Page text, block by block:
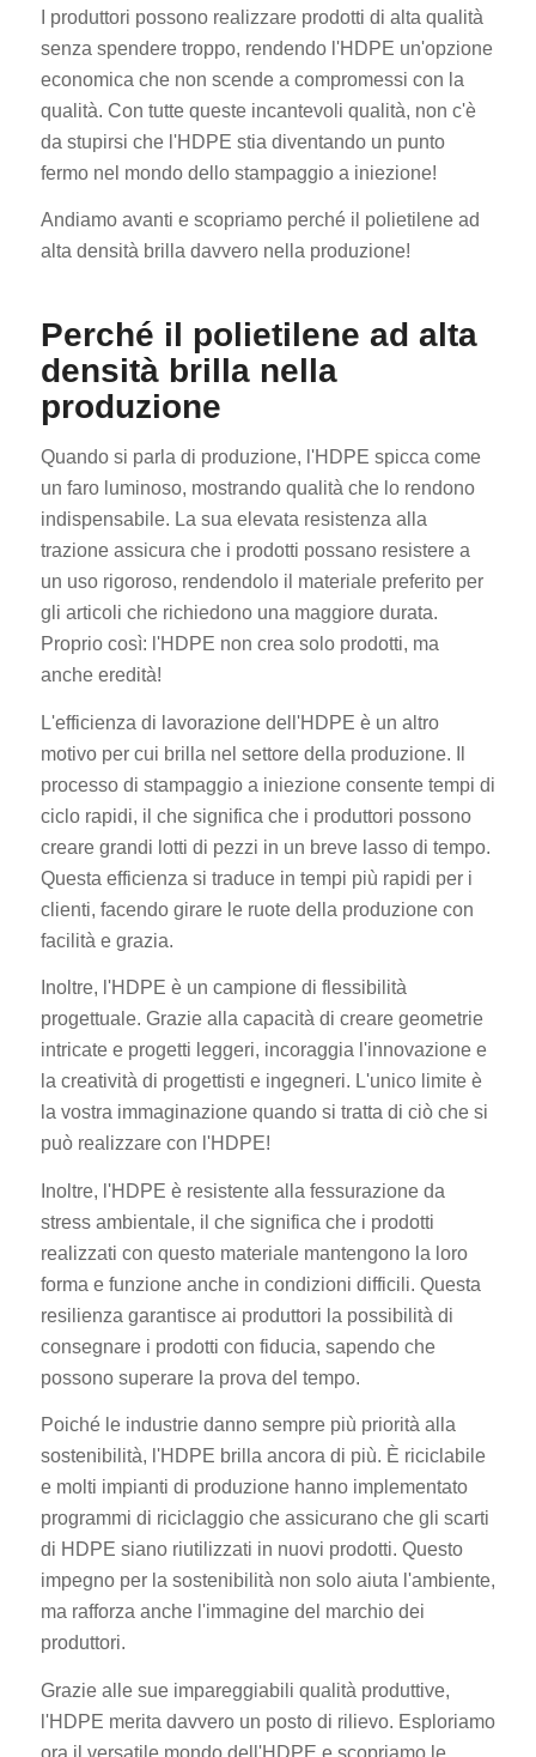
I produttori possono realizzare prodotti di alta qualità
senza spendere troppo, rendendo l'HDPE un'opzione
economica che non scende a compromessi con la
qualità. Con tutte queste incantevoli qualità, non c'è
da stupirsi che l'HDPE stia diventando un punto
fermo nel mondo dello stampaggio a iniezione!
Andiamo avanti e scopriamo perché il polietilene ad
alta densità brilla davvero nella produzione!
Perché il polietilene ad alta
densità brilla nella
produzione
Quando si parla di produzione, l'HDPE spicca come
un faro luminoso, mostrando qualità che lo rendono
indispensabile. La sua elevata resistenza alla
trazione assicura che i prodotti possano resistere a
un uso rigoroso, rendendolo il materiale preferito per
gli articoli che richiedono una maggiore durata.
Proprio così: l'HDPE non crea solo prodotti, ma
anche eredità!
L'efficienza di lavorazione dell'HDPE è un altro
motivo per cui brilla nel settore della produzione. Il
processo di stampaggio a iniezione consente tempi di
ciclo rapidi, il che significa che i produttori possono
creare grandi lotti di pezzi in un breve lasso di tempo.
Questa efficienza si traduce in tempi più rapidi per i
clienti, facendo girare le ruote della produzione con
facilità e grazia.
Inoltre, l'HDPE è un campione di flessibilità
progettuale. Grazie alla capacità di creare geometrie
intricate e progetti leggeri, incoraggia l'innovazione e
la creatività di progettisti e ingegneri. L'unico limite è
la vostra immaginazione quando si tratta di ciò che si
può realizzare con l'HDPE!
Inoltre, l'HDPE è resistente alla fessurazione da
stress ambientale, il che significa che i prodotti
realizzati con questo materiale mantengono la loro
forma e funzione anche in condizioni difficili. Questa
resilienza garantisce ai produttori la possibilità di
consegnare i prodotti con fiducia, sapendo che
possono superare la prova del tempo.
Poiché le industrie danno sempre più priorità alla
sostenibilità, l'HDPE brilla ancora di più. È riciclabile
e molti impianti di produzione hanno implementato
programmi di riciclaggio che assicurano che gli scarti
di HDPE siano riutilizzati in nuovi prodotti. Questo
impegno per la sostenibilità non solo aiuta l'ambiente,
ma rafforza anche l'immagine del marchio dei
produttori.
Grazie alle sue impareggiabili qualità produttive,
l'HDPE merita davvero un posto di rilievo. Esploriamo
ora il versatile mondo dell'HDPE e scopriamo le